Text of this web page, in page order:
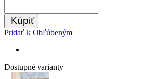
Kúpiť
Pridať k Obľúbeným
Dostupné varianty